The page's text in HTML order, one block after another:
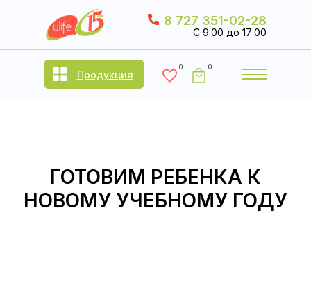
C 9:00 до 17:00
8 727 351-02-28
Продукция
0
0
ГОТОВИМ РЕБЕНКА К
НОВОМУ УЧЕБНОМУ ГОДУ